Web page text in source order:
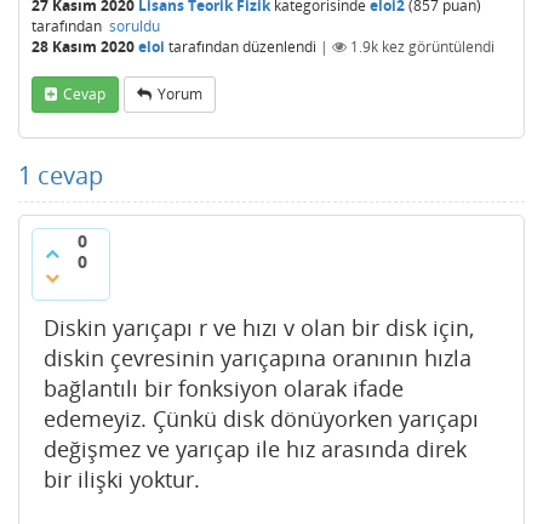
27 Kasım 2020 Lisans Teorik Fizikkategorisinde eloi2(857 puan)
tarafından soruldu
28 Kasım 2020eloi tarafındandüzenlendi | 1.9k kez görüntülendi
Cevap Yorum
1 cevap
0
0
Diskin yarıçapı r ve hızı v olan bir disk için,
diskin çevresinin yarıçapına oranının hızla
bağlantılı bir fonksiyon olarak ifade
edemeyiz. Çünkü disk dönüyorken yarıçapı
değişmez ve yarıçap ile hız arasında direk
bir ilişki yoktur.